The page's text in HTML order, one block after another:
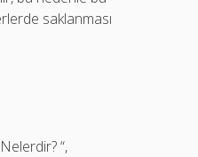
saklanması
“,